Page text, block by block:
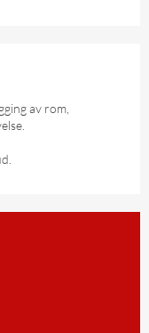
av rom,